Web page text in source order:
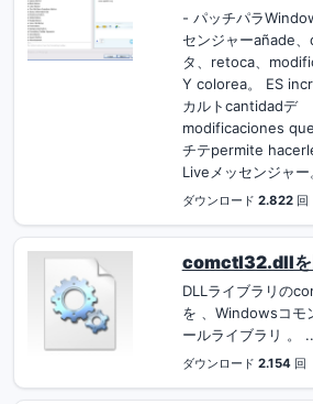
- パッチパラ
センジャーañade
タ、retoca、
Y colorea。 ES
カルトcantidadデ
modificaciones
チテpermite
Liveメッセンジャ
ダウンロード 2.822回
comctl32.dllを
DLLライブラリの
を 、Windowsコモ
ールライブラリ 。
ダウンロード 2.154回